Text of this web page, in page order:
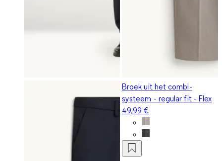
Broek uit het combi-
systeem - regular fit - Flex
49,99 €